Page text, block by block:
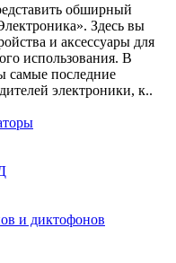
обширный
Здесь вы
и аксессуары для
использования. В
самые последние
электроники, к..
и диктофонов